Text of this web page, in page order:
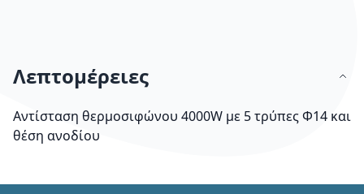
Λεπτομέρειες
Αντίσταση θερμοσιφώνου 4000W με 5 τρύπες Φ14 και
θέση ανοδίου